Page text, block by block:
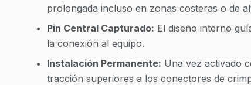
prolongada incluso en zonas costeras o de
Pin Central Capturado: El diseño interno
la conexión al equipo.
Instalación Permanente: Una vez activado
tracción superiores a los conectores de